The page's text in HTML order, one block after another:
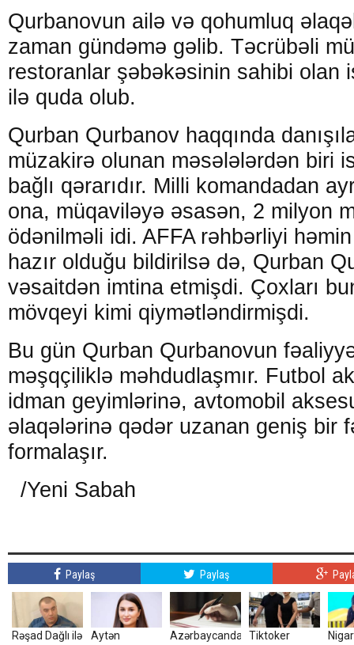
Qurbanovun ailə və qohumluq
zaman gündəmə gəlib. Təcrübəli
restoranlar şəbəkəsinin sahibi olan
ilə quda olub.
Qurban Qurbanov haqqında
müzakirə olunan məsələlərdən biri
bağlı qərarıdır. Milli komandadan
ona, müqaviləyə əsasən, 2 milyon
ödənilməli idi. AFFA rəhbərliyi
hazır olduğu bildirilsə də, Qurban
vəsaitdən imtina etmişdi. Çoxları
mövqeyi kimi qiymətləndirmişdi.
Bu gün Qurban Qurbanovun
məşqçiliklə məhdudlaşmır. Futbol
idman geyimlərinə, avtomobil
əlaqələrinə qədər uzanan geniş bir
formalaşır.
/Yeni Sabah
Paylaş Paylaş
Rəşad Dağlı ilə
Aytən
Azərbaycanda
Tiktoker
Nigar